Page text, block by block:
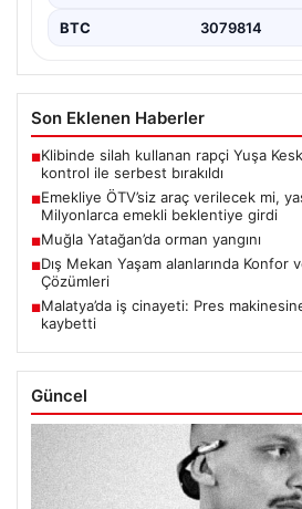
BTC 3079814
Son Eklenen Haberler
■Klibinde silah kullanan rapçi Yuşa
kontrol ile serbest bırakıldı
■Emekliye ÖTV’siz araç verilecek mi,
Milyonlarca emekli beklentiye girdi
■Muğla Yatağan’da orman yangını
■Dış Mekan Yaşam alanlarında Konfor
Çözümleri
■Malatya’da iş cinayeti: Pres makinesine
kaybetti
Güncel